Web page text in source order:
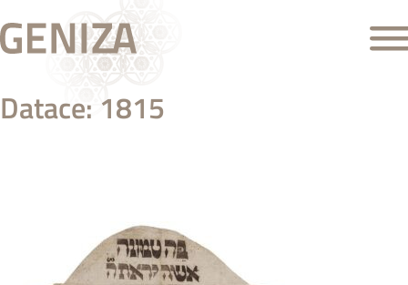
Datace: 1815